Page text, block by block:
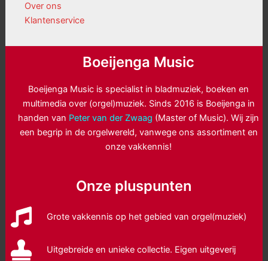
Over ons
Klantenservice
Boeijenga Music
Boeijenga Music is specialist in bladmuziek, boeken en
multimedia over (orgel)muziek. Sinds 2016 is Boeijenga in
handen van Peter van der Zwaag (Master of Music). Wij zijn
een begrip in de orgelwereld, vanwege ons assortiment en
onze vakkennis!
Onze pluspunten
Grote vakkennis op het gebied van orgel(muziek)
Uitgebreide en unieke collectie. Eigen uitgeverij